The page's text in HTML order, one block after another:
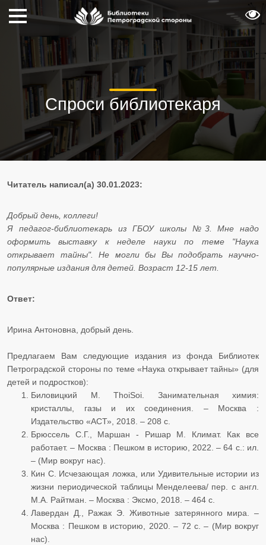
Спроси библиотекаря
Читатель написал(а) 30.01.2023:
Добрый день, коллеги!
Я педагог-библиотекарь из ГБОУ школы №3. Мне надо
оформить выставку к неделе науки по теме "Наука
открывает тайны". Не могли бы Вы подобрать научно-
популярные издания для детей. Возраст 12-15 лет.
Ответ:
Ирина Антоновна, добрый день.
Предлагаем Вам следующие издания из фонда Библиотек
Петроградской стороны по теме «Наука открывает тайны» (для
детей и подростков):
Биловицкий М. ThoiSoi. Занимательная химия:
кристаллы, газы и их соединения. – Москва :
Издательство «АСТ», 2018. – 208 с.
Брюссель С.Г., Маршан - Ришар М. Климат. Как все
работает. – Москва : Пешком в историю, 2022. – 64 с.: ил.
– (Мир вокруг нас).
Кин С. Исчезающая ложка, или Удивительные истории из
жизни периодической таблицы Менделеева/ пер. с англ.
М.А. Райтман. – Москва : Эксмо, 2018. – 464 с.
Лавердан Д., Ражак Э. Животные затерянного мира. –
Москва : Пешком в историю, 2020. – 72 с. – (Мир вокруг
нас).